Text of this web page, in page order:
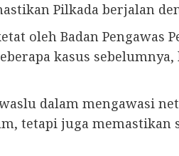
Pilkada berjalan
oleh Badan Pengawas
kasus
dalam mengawasi
tetapi juga memastikan